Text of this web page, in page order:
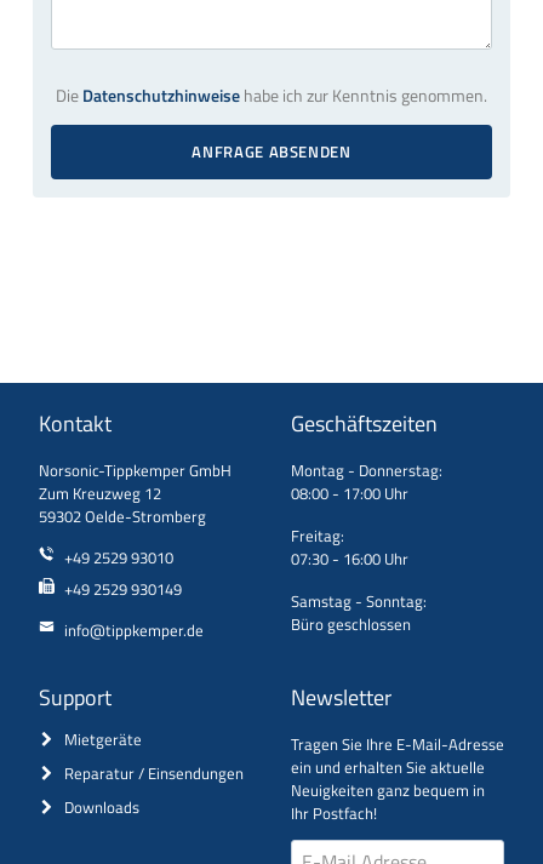
DieDatenschutzhinweisehabe ich zur Kenntnis genommen.
ANFRAGE ABSENDEN
Kontakt
Norsonic-Tippkemper GmbH
Zum Kreuzweg 12
59302 Oelde-Stromberg
+49 2529 93010
+49 2529 930149
info@tippkemper.de
Geschäftszeiten
Montag - Donnerstag:
08:00 - 17:00 Uhr
Freitag:
07:30 - 16:00 Uhr
Samstag - Sonntag:
Büro geschlossen
Support
Mietgeräte
Reparatur / Einsendungen
Downloads
Newsletter
Tragen Sie Ihre E-Mail-Adresse
ein und erhalten Sie aktuelle
Neuigkeiten ganz bequem in
Ihr Postfach!